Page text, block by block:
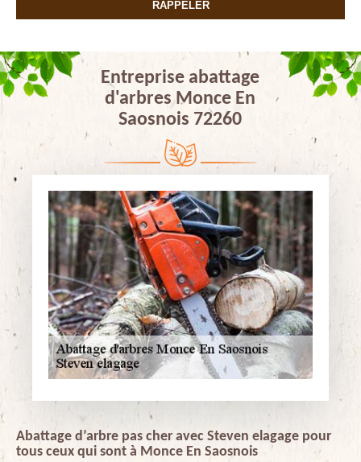
Entreprise abattage
d'arbres Monce En
Saosnois 72260
Abattage d’arbre pas cher avec Steven elagage pour
tous ceux qui sont à Monce En Saosnois